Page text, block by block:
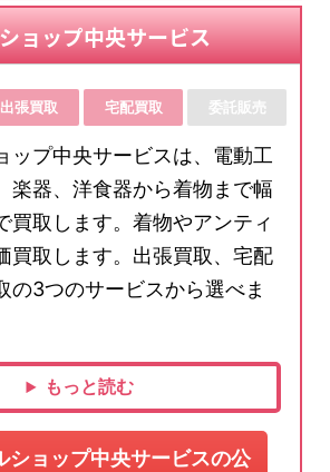
ョップ中央サービス
出張買取 宅配買取 委託販売
ップ中央サービスは、電動工
楽器、洋食器から着物まで幅
買取します。着物やアンティ
買取します。出張買取、宅配
の3つのサービスから選べま
もっと読む
ショップ中央サービスの公